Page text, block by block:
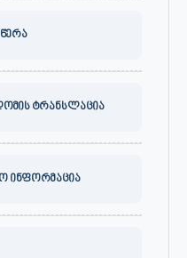
ტრანსლაცია
ინფორმაცია